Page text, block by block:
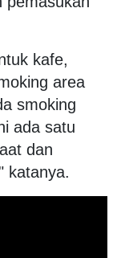
kafe,
area
smoking
ada satu
dan
katanya.